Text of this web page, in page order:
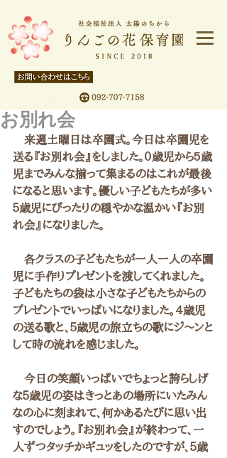
お別れ会
来週土曜日は卒園式。今日は卒園児を
送る『お別れ会』をしました。０歳児から5歳
児までみんな揃って集まるのはこれが最後
になると思います。優しい子どもたちが多い
５歳児にぴったりの穏やかな温かい『お別
れ会』になりました。
各クラスの子どもたちが一人一人の卒園
児に手作りプレゼントを渡してくれました。
子どもたちの袋は小さな子どもたちからの
プレゼントでいっぱいになりました。４歳児
の送る歌と、５歳児の旅立ちの歌にジ～ンと
して時の流れを感じました。
今日の笑顔いっぱいでちょっと誇らしげ
な５歳児の姿はきっとあの場所にいたみん
なの心に刻まれて、何かあるたびに思い出
すのでしょう。『お別れ会』が終わって、一
人ずつタッチかギュッをしたのですが、５歳